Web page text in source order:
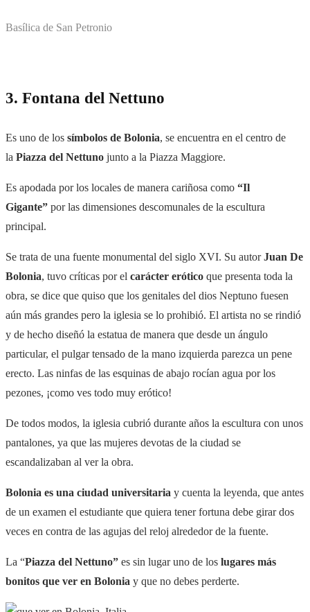
Basílica de San Petronio
3. Fontana del Nettuno
Es uno de los símbolos de Bolonia, se encuentra en el centro de
la Piazza del Nettuno junto a la Piazza Maggiore.
Es apodada por los locales de manera cariñosa como “Il
Gigante” por las dimensiones descomunales de la escultura
principal.
Se trata de una fuente monumental del siglo XVI. Su autorJuan De
Bolonia, tuvo críticas por el carácter erótico que presenta toda la
obra, se dice que quiso que los genitales del dios Neptuno fuesen
aún más grandes pero la iglesia se lo prohibió. El artista no se rindió
y de hecho diseñó la estatua de manera que desde un ángulo
particular, el pulgar tensado de la mano izquierda parezca un pene
erecto. Las ninfas de las esquinas de abajo rocían agua por los
pezones, ¡como ves todo muy erótico!
De todos modos, la iglesia cubrió durante años la escultura con unos
pantalones, ya que las mujeres devotas de la ciudad se
escandalizaban al ver la obra.
Bolonia es una ciudad universitaria y cuenta la leyenda, que antes
de un examen el estudiante que quiera tener fortuna debe girar dos
veces en contra de las agujas del reloj alrededor de la fuente.
La “Piazza del Nettuno” es sin lugar uno de los lugares más
bonitos que ver en Bolonia y que no debes perderte.